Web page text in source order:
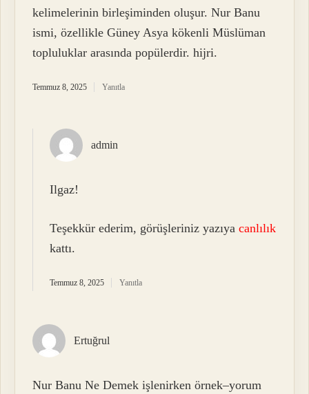
kelimelerinin birleşiminden oluşur. Nur Banu
ismi, özellikle Güney Asya kökenli Müslüman
topluluklar arasında popülerdir. hijri.
Temmuz 8, 2025 Yanıtla
admin
Ilgaz!
Teşekkür ederim, görüşleriniz yazıyacanlılık
kattı.
Temmuz 8, 2025 Yanıtla
Ertuğrul
Nur Banu Ne Demek işlenirken örnek–yorum